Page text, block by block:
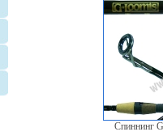
Спиннинг